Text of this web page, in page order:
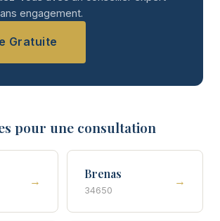
engagement.
Gratuite
pour une consultation
→
Brenas
34650
→